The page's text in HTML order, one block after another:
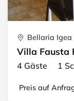
Bellaria Igea
Villa Fausta
4 Gäste 1
Preis auf